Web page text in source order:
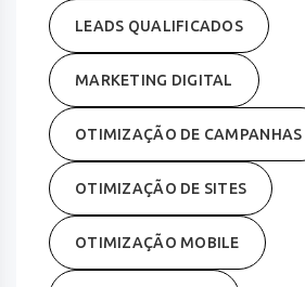
LEADS QUALIFICADOS
MARKETING DIGITAL
OTIMIZAÇÃO DE CAMPANHAS
OTIMIZAÇÃO DE SITES
OTIMIZAÇÃO MOBILE